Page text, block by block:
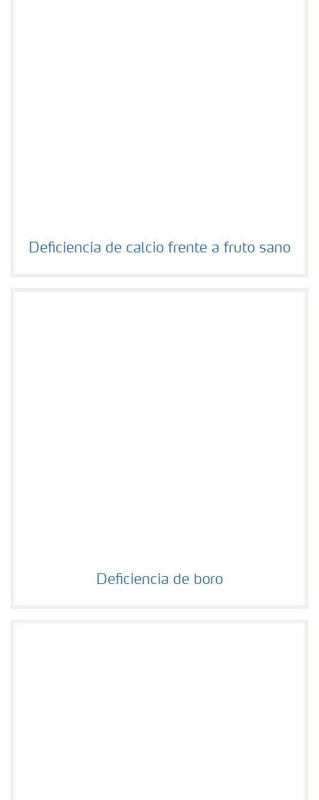
Deficiencia de calcio frente a fruto sano
Deficiencia de calcio frente a fruto sano
Deficiencia de boro
Deficiencia de boro